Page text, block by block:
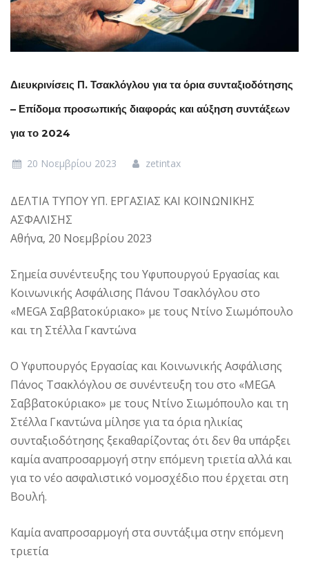
Διευκρινίσεις Π. Τσακλόγλου για τα όρια συνταξιοδότησης
– Επίδομα προσωπικής διαφοράς και αύξηση συντάξεων
για το 2024
20 Νοεμβρίου 2023 zetintax
ΔΕΛΤΙΑ ΤΥΠΟΥ ΥΠ. ΕΡΓΑΣΙΑΣ ΚΑΙ ΚΟΙΝΩΝΙΚΗΣ
ΑΣΦΑΛΙΣΗΣ
Αθήνα, 20 Νοεμβρίου 2023
Σημεία συνέντευξης του Υφυπουργού Εργασίας και
Κοινωνικής Ασφάλισης Πάνου Τσακλόγλου στο
«MEGA Σαββατοκύριακο» με τους Ντίνο Σιωμόπουλο
και τη Στέλλα Γκαντώνα
Ο Υφυπουργός Εργασίας και Κοινωνικής Ασφάλισης
Πάνος Τσακλόγλου σε συνέντευξη του στο «MEGA
Σαββατοκύριακο» με τους Ντίνο Σιωμόπουλο και τη
Στέλλα Γκαντώνα μίλησε για τα όρια ηλικίας
συνταξιοδότησης ξεκαθαρίζοντας ότι δεν θα υπάρξει
καμία αναπροσαρμογή στην επόμενη τριετία αλλά και
για το νέο ασφαλιστικό νομοσχέδιο που έρχεται στη
Βουλή.
Καμία αναπροσαρμογή στα συντάξιμα στην επόμενη
τριετία